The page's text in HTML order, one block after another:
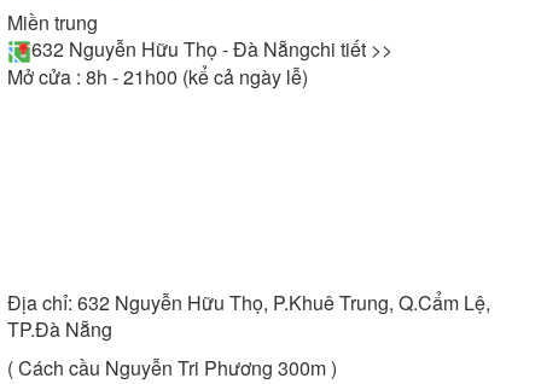
Miền trung
632 Nguyễn Hữu Thọ - Đà Nẵngchi tiết >>
Mở cửa : 8h - 21h00 (kể cả ngày lễ)
Địa chỉ: 632 Nguyễn Hữu Thọ, P.Khuê Trung, Q.Cẩm Lệ,
TP.Đà Nẵng
( Cách cầu Nguyễn Tri Phương 300m )